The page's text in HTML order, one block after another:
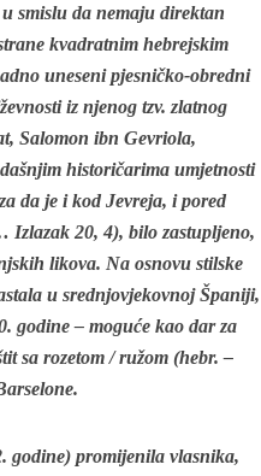
smislu da nemaju direktan
kvadratnim hebrejskim
uneseni pjesničko-obredni
iz njenog tzv. zlatnog
Salomon ibn Gevriola,
historičarima umjetnosti
da je i kod Jevreja, i pored
Izlazak 20, 4), bilo zastupljeno,
likova. Na osnovu stilske
u srednjovjekovnoj Španiji,
godine – moguće kao dar za
sa rozetom / ružom (hebr. –
godine) promijenila vlasnika,